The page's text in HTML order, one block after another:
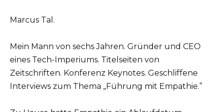
Marcus Tal.
Mein Mann von sechs Jahren. Gründer und CEO
eines Tech-Imperiums. Titelseiten von
Zeitschriften. Konferenz Keynotes. Geschliffene
Interviews zum Thema „Führung mit Empathie.”